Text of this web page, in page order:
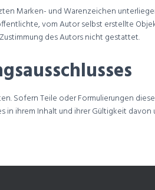
Marken- und Warenzeichen
vom Autor selbst erstellte
des Autors nicht gestattet.
Sofern Teile oder Formulierungen
ihrem Inhalt und ihrer Gültigkeit